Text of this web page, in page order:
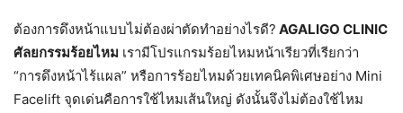
ต้องการดึงหน้าแบบไม่ต้องผ่าตัดทำอย่างไรดี? AGALIGO CLINIC
ศัลยกรรมร้อยไหม เรามีโปรแกรมร้อยไหมหน้าเรียวที่เรียกว่า
“การดึงหน้าไร้แผล” หรือการร้อยไหมด้วยเทคนิคพิเศษอย่าง Mini
Facelift จุดเด่นคือการใช้ไหมเส้นใหญ่ ดังนั้นจึงไม่ต้องใช้ไหม